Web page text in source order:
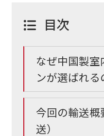
目次
なぜ中国製室
ンが選ばれる
今回の輸送
送）